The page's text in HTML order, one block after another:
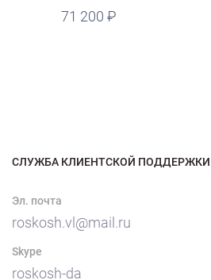
71 200
СЛУЖБА КЛИЕНТСКОЙ ПОДДЕРЖКИ
Эл. почта
roskosh.vl@mail.ru
Skype
roskosh-da